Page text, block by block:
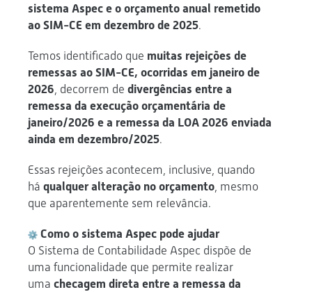
sistema Aspec e o orçamento anual remetido
ao SIM-CE em dezembro de 2025.
Temos identificado que muitas rejeições de
remessas ao SIM-CE, ocorridas em janeiro de
2026, decorrem de divergências entre a
remessa da execução orçamentária de
janeiro/2026 e a remessa da LOA 2026 enviada
ainda em dezembro/2025.
Essas rejeições acontecem, inclusive, quando
há qualquer alteração no orçamento, mesmo
que aparentemente sem relevância.
Como o sistema Aspec pode ajudar
O Sistema de Contabilidade Aspec dispõe de
uma funcionalidade que permite realizar
uma checagem direta entre a remessa da